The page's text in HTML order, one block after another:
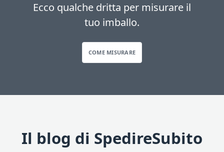
Ecco qualche dritta per misurare il
tuo imballo.
COME MISURARE
Il blog di SpedireSubito